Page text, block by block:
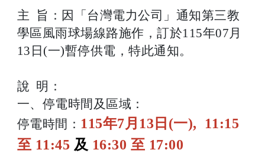
主 旨：因「台灣電力公司」通知第三教
學區風雨球場線路施作，訂於115年07月
13日(一)暫停供電，特此通知。
說 明：
一、停電時間及區域：
停電時間： 115年7月13日(一), 11:15
至 11:45 及 16:30 至 17:00